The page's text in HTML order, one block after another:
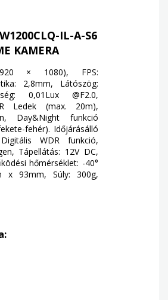
IL-A-S6
KAMERA
× 1080), FPS:
2,8mm, Látószög:
0,01Lux @F2.0,
Ledek (max. 20m),
Day&Night funkció
fehér). Időjárásálló
WDR funkció,
Tápellátás: 12V DC,
hőmérséklet: -40°
x 93mm, Súly: 300g,